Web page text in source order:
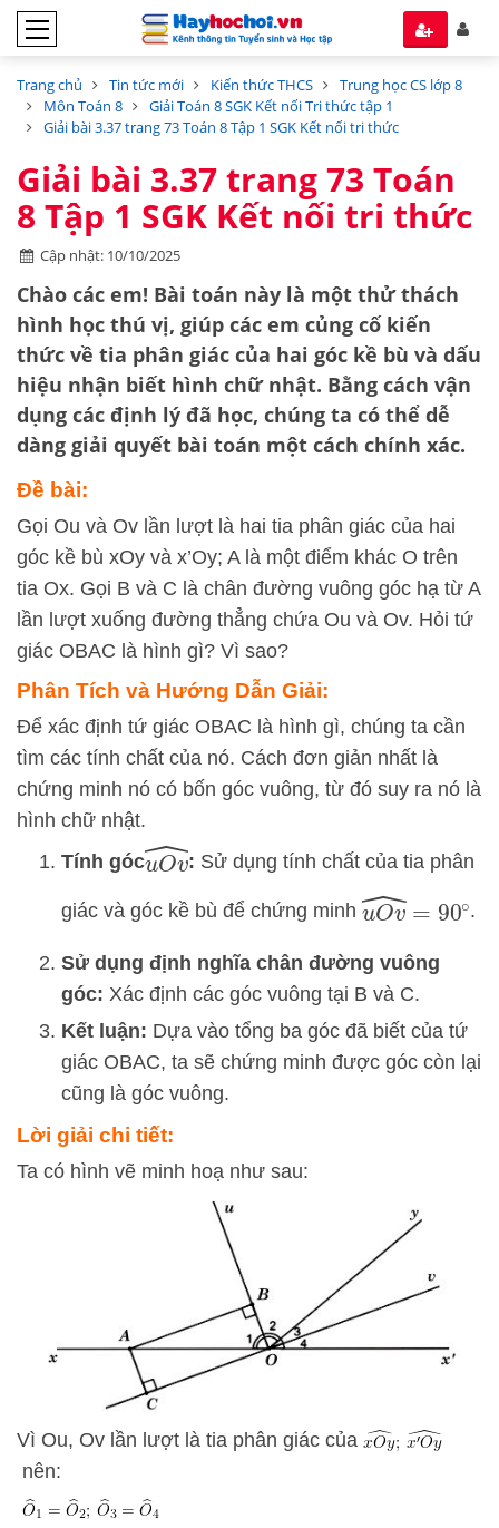
Trang chủ Tin tức mới Kiến thức THCS
Trung học CS lớp 8
Môn Toán 8
Giải Toán 8 SGK Kết nối Tri thức tập 1
Giải bài 3.37 trang 73 Toán 8 Tập 1 SGK Kết nối tri thức
Giải bài 3.37 trang 73 Toán
8 Tập 1 SGK Kết nối tri thức
Cập nhật: 10/10/2025
Chào các em! Bài toán này là một thử thách
hình học thú vị, giúp các em củng cố kiến
thức về tia phân giác của hai góc kề bù và dấu
hiệu nhận biết hình chữ nhật. Bằng cách vận
dụng các định lý đã học, chúng ta có thể dễ
dàng giải quyết bài toán một cách chính xác.
Đề bài:
Gọi Ou và Ov lần lượt là hai tia phân giác của hai
góc kề bù xOy và x’Oy; A là một điểm khác O trên
tia Ox. Gọi B và C là chân đường vuông góc hạ từ A
lần lượt xuống đường thẳng chứa Ou và Ov. Hỏi tứ
giác OBAC là hình gì? Vì sao?
Phân Tích và Hướng Dẫn Giải:
Để xác định tứ giác OBAC là hình gì, chúng ta cần
tìm các tính chất của nó. Cách đơn giản nhất là
chứng minh nó có bốn góc vuông, từ đó suy ra nó là
hình chữ nhật.
Tính gócuOv^: Sử dụng tính chất của tia phân
giác và góc kề bù để chứng minh uOv ^= 90∘.
Sử dụng định nghĩa chân đường vuông
góc: Xác định các góc vuông tại B và C.
Kết luận: Dựa vào tổng ba góc đã biết của tứ
giác OBAC, ta sẽ chứng minh được góc còn lại
cũng là góc vuông.
Lời giải chi tiết:
Ta có hình vẽ minh hoạ như sau:
Vì Ou, Ov lần lượt là tia phân giác của
nên: